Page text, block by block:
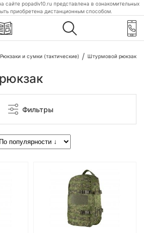
сайте popadiv10.ru представлена в ознакомительных
приобретена дистанционным способом.
Рюкзаки и сумки (тактические) Штурмовой рюкзак
Фильтры